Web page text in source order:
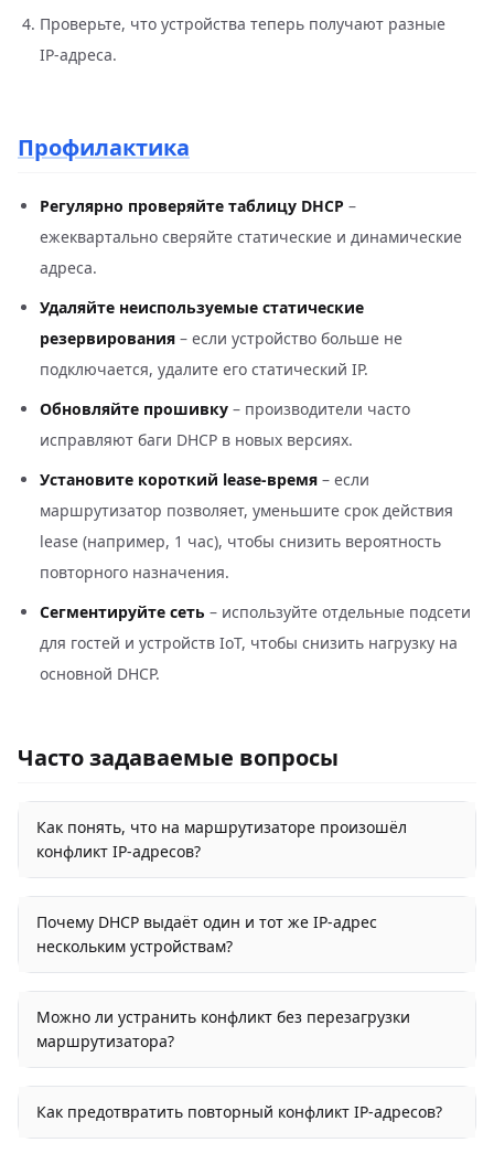
Проверьте, что устройства теперь получают разные
IP‑адреса.
Профилактика
Регулярно проверяйте таблицу DHCP –
ежеквартально сверяйте статические и динамические
адреса.
Удаляйте неиспользуемые статические
резервирования – если устройство больше не
подключается, удалите его статический IP.
Обновляйте прошивку – производители часто
исправляют баги DHCP в новых версиях.
Установите короткий lease‑время – если
маршрутизатор позволяет, уменьшите срок действия
lease (например, 1 час), чтобы снизить вероятность
повторного назначения.
Сегментируйте сеть – используйте отдельные подсети
для гостей и устройств IoT, чтобы снизить нагрузку на
основной DHCP.
Часто задаваемые вопросы
Как понять, что на маршрутизаторе произошёл
конфликт IP-адресов?
Почему DHCP выдаёт один и тот же IP-адрес
нескольким устройствам?
Можно ли устранить конфликт без перезагрузки
маршрутизатора?
Как предотвратить повторный конфликт IP-адресов?